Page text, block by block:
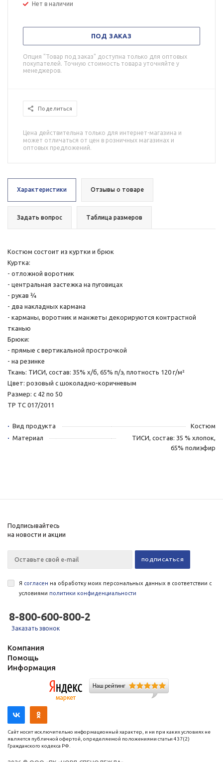
Нет в наличии
ПОД ЗАКАЗ
Опция "Товар под заказ" доступна только для оптовых
покупателей. Точную стоимость товара уточняйте у
менеджеров.
Поделиться
Цена действительна только для интернет-магазина и
может отличаться от цен в розничных магазинах и
оптовых предложений.
Характеристики Отзывы о товаре
Задать вопрос Таблица размеров
Костюм состоит из куртки и брюк
Куртка:
- отложной воротник
- центральная застежка на пуговицах
- рукав ¾
- два накладных кармана
- карманы, воротник и манжеты декорируются контрастной
тканью
Брюки:
- прямые с вертикальной прострочкой
- на резинке
Ткань: ТИСИ, состав: 35% х/б, 65% п/э, плотность 120 г/м²
Цвет: розовый с шоколадно-коричневым
Размер: с 42 по 50
ТР ТС 017/2011
Вид продукта
Костюм
Материал
ТИСИ, состав: 35 % хлопок,
65% полиэфир
Подписывайтесь
на новости и акции
Я согласен на обработку моих персональных данных в соответствии с
условиями политики конфиденциальности
8-800-600-800-2
Заказать звонок
Компания
Помощь
Информация
Сайт носит исключительно информационный характер, и ни при каких условиях не
является публичной офертой, определяемой положениями статьи 437(2)
Гражданского кодекса РФ.